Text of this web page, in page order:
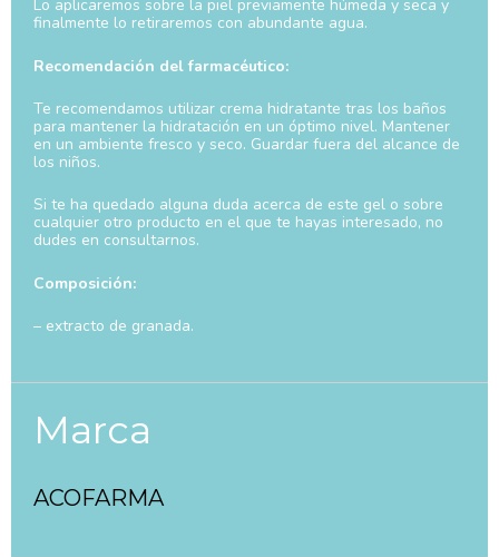
Lo aplicaremos sobre la piel previamente húmeda y seca y
finalmente lo retiraremos con abundante agua.
Recomendación del farmacéutico:
Te recomendamos utilizar crema hidratante tras los baños
para mantener la hidratación en un óptimo nivel. Mantener
en un ambiente fresco y seco. Guardar fuera del alcance de
los niños.
Si te ha quedado alguna duda acerca de este gel o sobre
cualquier otro producto en el que te hayas interesado, no
dudes en consultarnos.
Composición:
– extracto de granada.
Marca
ACOFARMA